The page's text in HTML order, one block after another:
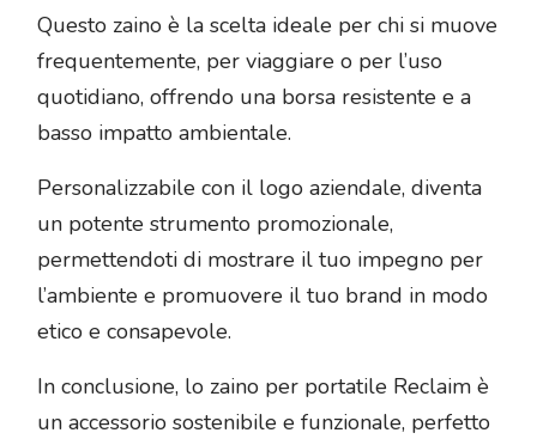
Questo zaino è la scelta ideale per chi si muove
frequentemente, per viaggiare o per l’uso
quotidiano, offrendo una borsa resistente e a
basso impatto ambientale.
Personalizzabile con il logo aziendale, diventa
un potente strumento promozionale,
permettendoti di mostrare il tuo impegno per
l’ambiente e promuovere il tuo brand in modo
etico e consapevole.
In conclusione, lo zaino per portatile Reclaim è
un accessorio sostenibile e funzionale, perfetto